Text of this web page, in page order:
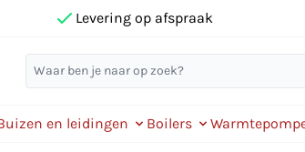
Levering op afspraak
en leidingen Boilers